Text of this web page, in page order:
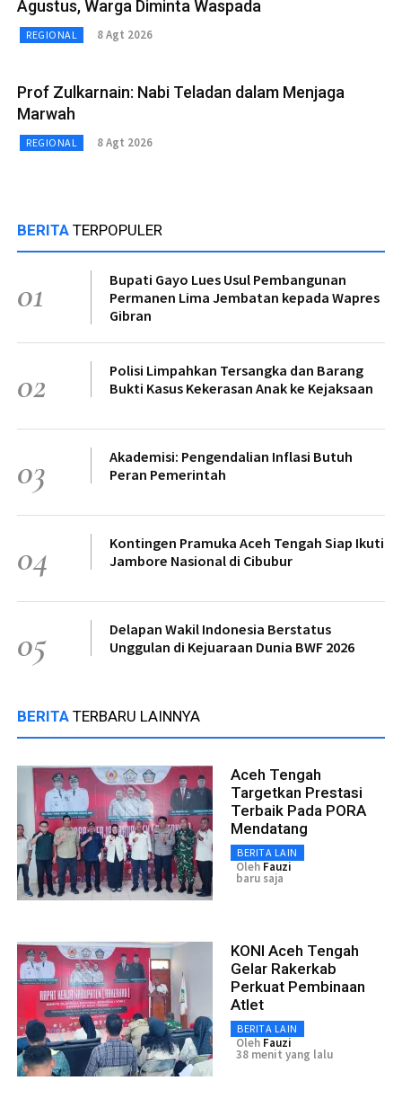
Agustus, Warga Diminta Waspada
REGIONAL 8 Agt 2026
Prof Zulkarnain: Nabi Teladan dalam Menjaga
Marwah
REGIONAL 8 Agt 2026
BERITA TERPOPULER
01
Bupati Gayo Lues Usul Pembangunan
Permanen Lima Jembatan kepada Wapres
Gibran
02
Polisi Limpahkan Tersangka dan Barang
Bukti Kasus Kekerasan Anak ke Kejaksaan
03
Akademisi: Pengendalian Inflasi Butuh
Peran Pemerintah
04
Kontingen Pramuka Aceh Tengah Siap Ikuti
Jambore Nasional di Cibubur
05
Delapan Wakil Indonesia Berstatus
Unggulan di Kejuaraan Dunia BWF 2026
BERITA TERBARU LAINNYA
Aceh Tengah
Targetkan Prestasi
Terbaik Pada PORA
Mendatang
BERITA LAIN
Oleh Fauzi
baru saja
KONI Aceh Tengah
Gelar Rakerkab
Perkuat Pembinaan
Atlet
BERITA LAIN
Oleh Fauzi
38 menit yang lalu